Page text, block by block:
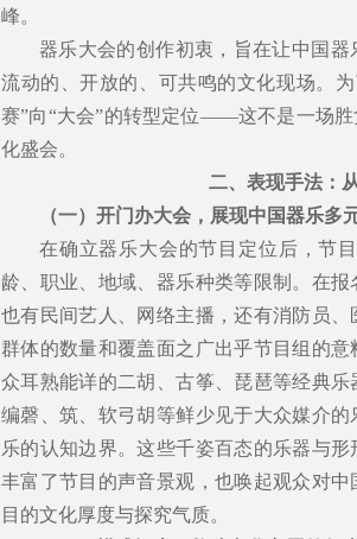
峰。
器乐大会的创作初衷，旨在让中国
流动的、开放的、可共鸣的文化现场。
赛”向“大会”的转型定位——这不是一场
化盛会。
二、表现手法：
（一）开门办大会，展现中国器乐多
在确立器乐大会的节目定位后，节
龄、职业、地域、器乐种类等限制。在
也有民间艺人、网络主播，还有消防员
群体的数量和覆盖面之广出乎节目组的
众耳熟能详的二胡、古筝、琵琶等经典
编磬、筑、软弓胡等鲜少见于大众媒介
乐的认知边界。这些千姿百态的乐器与
丰富了节目的声音景观，也唤起观众对
目的文化厚度与探究气质。